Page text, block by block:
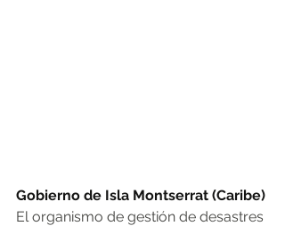
Gobierno de Isla Montserrat (Caribe)
El organismo de gestión de desastres